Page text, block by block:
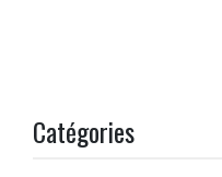
Catégories